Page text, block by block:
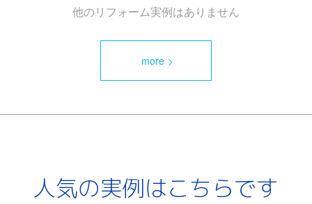
他のリフォーム実例はありません
more
人気の実例はこちらです